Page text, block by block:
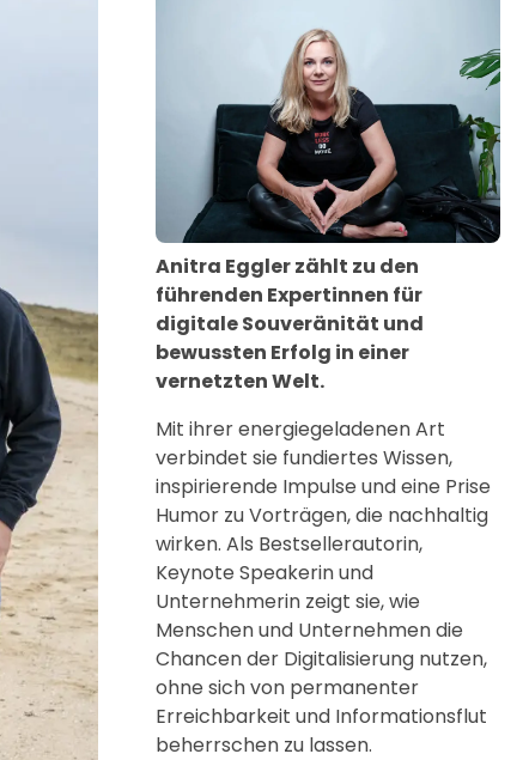
Anitra Eggler zählt zu den
führenden Expertinnen für
digitale Souveränität und
bewussten Erfolg in einer
vernetzten Welt.
Mit ihrer energiegeladenen Art
verbindet sie fundiertes Wissen,
inspirierende Impulse und eine Prise
Humor zu Vorträgen, die nachhaltig
wirken. Als Bestsellerautorin,
Keynote Speakerin und
Unternehmerin zeigt sie, wie
Menschen und Unternehmen die
Chancen der Digitalisierung nutzen,
ohne sich von permanenter
Erreichbarkeit und Informationsflut
beherrschen zu lassen.